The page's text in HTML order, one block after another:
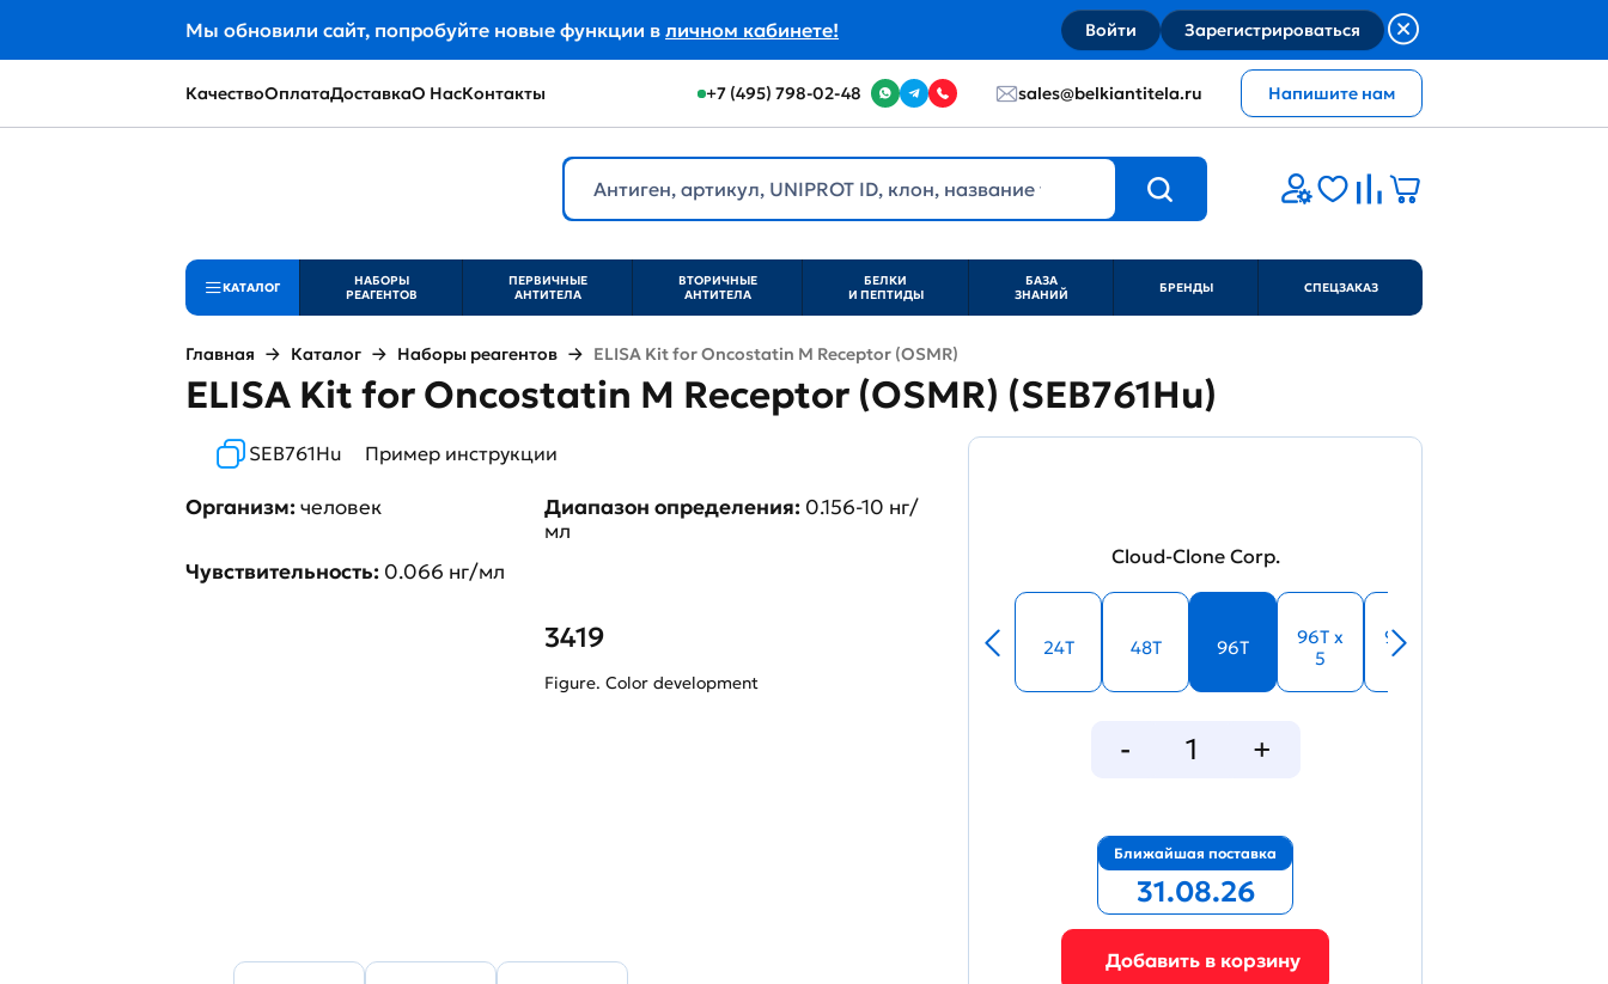
Мы обновили сайт, попробуйте новые функции в личном кабинете! Войти Зарегистрироваться
КачествоОплатаДоставкаО НасКонтакты +7 (495) 798-02-48 sales@belkiantitela.ru Напишите нам
КАТАЛОГ
НАБОРЫ
РЕАГЕНТОВ
ПЕРВИЧНЫЕ
АНТИТЕЛА
ВТОРИЧНЫЕ
АНТИТЕЛА
БЕЛКИ
И ПЕПТИДЫ
БАЗА
ЗНАНИЙ
БРЕНДЫ СПЕЦЗАКАЗ
Главная Каталог Наборы реагентов ELISA Kit for Oncostatin M Receptor (OSMR)
ELISA Kit for Oncostatin M Receptor (OSMR) (SEB761Hu)
SEB761Hu Пример инструкции
Организм:человек Диапазон определения: 0.156-10 нг/
мл
Чувствительность: 0.066 нг/мл
3419
Figure. Color development
34520
Figure. Standard curve
Cloud-Clone Corp.
24T 48T 96T
96T x
5
96T x
10
Ближайшая поставка
31.08.26